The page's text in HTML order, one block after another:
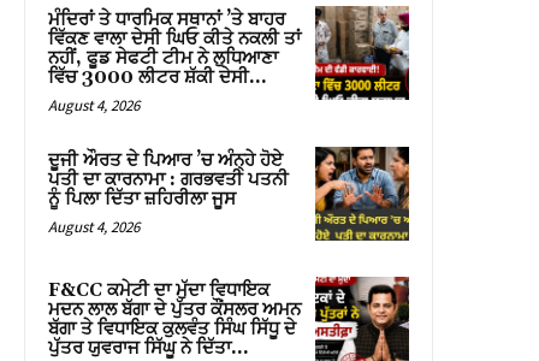
ਮੰਦਿਰਾਂ ਤੇ ਧਾਰਮਿਕ ਸਥਾਨਾਂ ’ਤੇ ਬਾਹਰ
ਵਿੱਕਣ ਵਾਲਾ ਦੇਸੀ ਘਿਓ ਕੀਤੇ ਨਕਲੀ ਤਾਂ
ਨਹੀਂ, ਫੂਡ ਸੇਫਟੀ ਟੀਮ ਨੇ ਲੁਧਿਆਣਾ
ਵਿੱਚ 3000 ਲੀਟਰ ਸ਼ੱਕੀ ਦੇਸੀ...
August 4, 2026
ਦੂਜੀ ਔਰਤ ਦੇ ਪਿਆਰ ’ਚ ਅੰਨ੍ਹੇ ਹੋਏ
ਪਤੀ ਦਾ ਕਾਰਨਾਮਾ : ਗਰਭਵਤੀ ਪਤਨੀ
ਨੂੰ ਪਿਲਾ ਦਿੱਤਾ ਜ਼ਹਿਰੀਲਾ ਜੂਸ
August 4, 2026
F&CC ਕਮੇਟੀ ਦਾ ਮੁੱਦਾ ਵਿਧਾਇਕ
ਮਦਨ ਲਾਲ ਬੱਗਾ ਦੇ ਪੁੱਤਰ ਕੌਂਸਲਰ ਅਮਨ
ਬੱਗਾ ਤੇ ਵਿਧਾਇਕ ਕੁਲਵੰਤ ਸਿੰਘ ਸਿੱਧੂ ਦੇ
ਪੁੱਤਰ ਯੁਵਰਾਜ ਸਿੱਘੂ ਨੇ ਦਿੱਤਾ...